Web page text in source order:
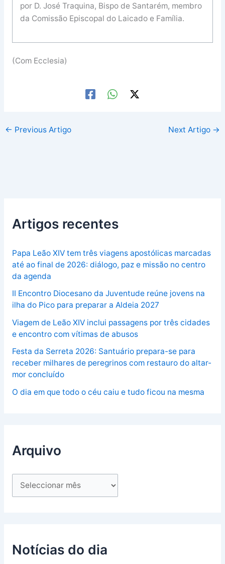
por D. José Traquina, Bispo de Santarém, membro
da Comissão Episcopal do Laicado e Família.
(Com Ecclesia)
← Previous Artigo Next Artigo →
Artigos recentes
Papa Leão XIV tem três viagens apostólicas marcadas
até ao final de 2026: diálogo, paz e missão no centro
da agenda
II Encontro Diocesano da Juventude reúne jovens na
ilha do Pico para preparar a Aldeia 2027
Viagem de Leão XIV inclui passagens por três cidades
e encontro com vítimas de abusos
Festa da Serreta 2026: Santuário prepara-se para
receber milhares de peregrinos com restauro do altar-
mor concluído
O dia em que todo o céu caiu e tudo ficou na mesma
Arquivo
Notícias do dia